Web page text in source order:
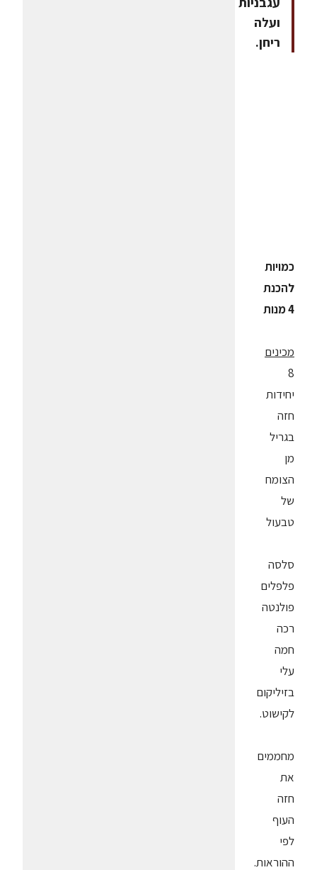
ועלה
ריחן.
כמויות
להכנת
4 מנות
מכינים
8
יחידות
חזה
בגריל
מן
הצומח
של
טבעול
סלסה
פלפלים
פולנטה
רכה
חמה
עלי
בזיליקום
לקישוט.
מחממים
את
חזה
העוף
לפי
ההוראות.